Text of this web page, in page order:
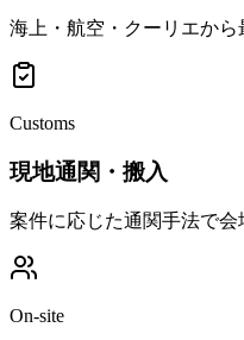
海上・航空・クーリエから
Customs
現地通関・搬入
案件に応じた通関手法で会
On-site